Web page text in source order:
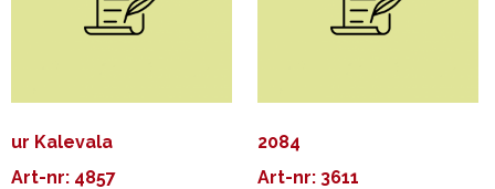
ur Kalevala
Art-nr: 4857
2084
Art-nr: 3611